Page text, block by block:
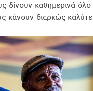
δίνουν καθημερινά όλο
κάνουν διαρκώς